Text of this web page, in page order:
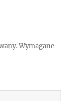
Wymagane